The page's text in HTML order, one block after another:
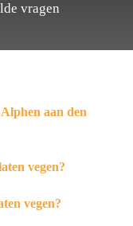
vragen
aan den
vegen?
vegen?